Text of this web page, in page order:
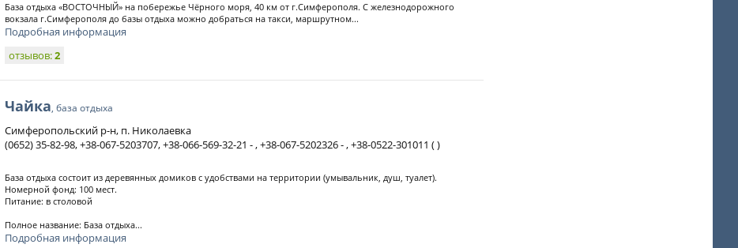
База отдыха «ВОСТОЧНЫЙ» на побережье Чёрного моря, 40 км от г.Симферополя. С железнодорожного
вокзала г.Симферополя до базы отдыха можно добраться на такси, маршрутном...
Подробная информация
отзывов:2
Чайка, база отдыха
Симферопольский р-н, п. Николаевка
(0652) 35-82-98, +38-067-5203707, +38-066-569-32-21 - , +38-067-5202326 - , +38-0522-301011 ( )
База отдыха состоит из деревянных домиков с удобствами на территории (умывальник, душ, туалет).
Номерной фонд: 100 мест.
Питание: в столовой
Полное название: База отдыха...
Подробная информация